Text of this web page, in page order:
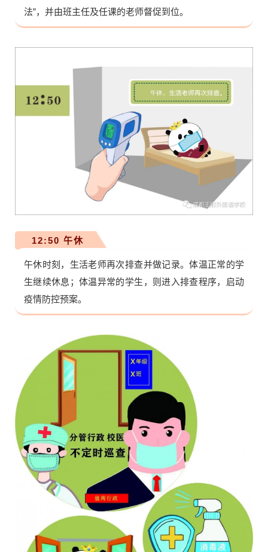
法”，并由班主任及任课的老师督促到位。
12:50 午休
午休时刻，生活老师再次排查并做记录。体温正常的学
生继续休息；体温异常的学生，则进入排查程序，启动
疫情防控预案。